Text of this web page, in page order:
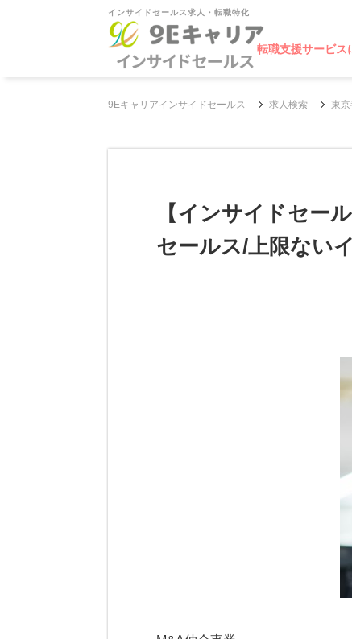
インサイドセールス求人・転職特化
転職支援サービス
9Eキャリアインサイドセールス 求人検索 東
【インサイドセー
セールス/上限ない